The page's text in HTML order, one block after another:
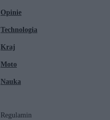
Opinie
Technologia
Kraj
Moto
Nauka
Regulamin